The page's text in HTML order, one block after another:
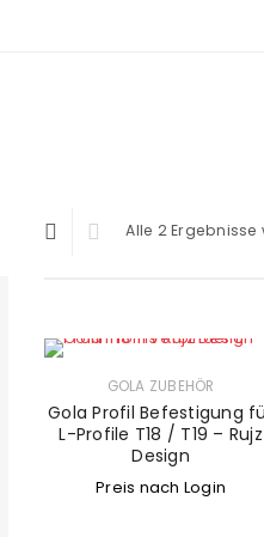
Alle 2
GOLA ZUBEHÖR
Gola Profil Befestigung
L-Profile T18 / T19 – Rujz
Design
Preis nach Login